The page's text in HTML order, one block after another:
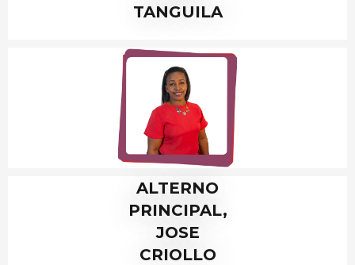
TANGUILA
ALTERNO
PRINCIPAL,
JOSE
CRIOLLO